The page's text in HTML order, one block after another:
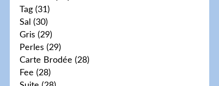
Tag (31)
Sal (30)
Gris (29)
Perles (29)
Carte Brodée (28)
Fee (28)